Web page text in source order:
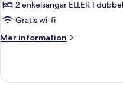
tvåbäddsrum
2 enkelsängar ELLER 1
Gratis wi-fi
Mer information
Mer
tvåbäddsrum